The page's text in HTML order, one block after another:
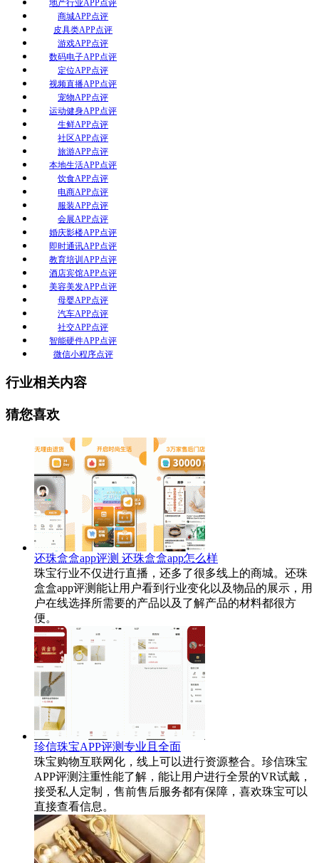
地产行业APP点评
商城APP点评
皮具类APP点评
游戏APP点评
数码电子APP点评
定位APP点评
视频直播APP点评
宠物APP点评
运动健身APP点评
生鲜APP点评
社区APP点评
旅游APP点评
本地生活APP点评
饮食APP点评
电商APP点评
服装APP点评
会展APP点评
婚庆影楼APP点评
即时通讯APP点评
教育培训APP点评
酒店宾馆APP点评
美容美发APP点评
母婴APP点评
汽车APP点评
社交APP点评
智能硬件APP点评
微信小程序点评
行业相关内容
猜您喜欢
还珠盒盒app评测 还珠盒盒app怎么样
珠宝行业不仅进行直播，还多了很多线上的商城。还珠
盒盒app评测能让用户看到行业变化以及物品的展示，用
户在线选择所需要的产品以及了解产品的材料都很方
便。
珍信珠宝APP评测专业且全面
珠宝购物互联网化，线上可以进行资源整合。珍信珠宝
APP评测注重性能了解，能让用户进行全景的VR试戴，
接受私人定制，售前售后服务都有保障，喜欢珠宝可以
直接查看信息。